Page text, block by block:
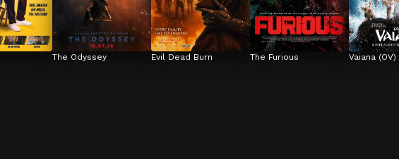
The Odyssey Evil Dead Burn The Furious Vaiana (OV)